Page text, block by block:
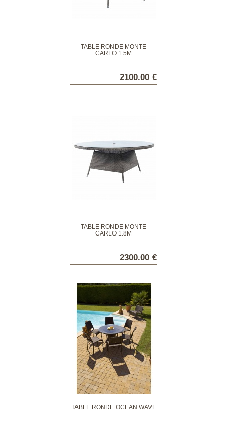
TABLE RONDE MONTÉ
CARLO 1.5M
2100.00 €
TABLE RONDE MONTÉ
CARLO 1.8M
2300.00 €
TABLE RONDE OCEAN WAVE